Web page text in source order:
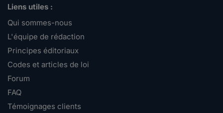
Liens utiles :
Qui sommes-nous
L'équipe de rédaction
Principes éditoriaux
Codes et articles de loi
Forum
FAQ
Témoignages clients